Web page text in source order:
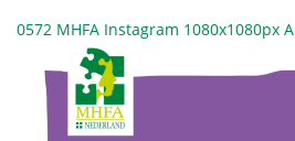
0572 MHFA Instagram 1080x1080px A